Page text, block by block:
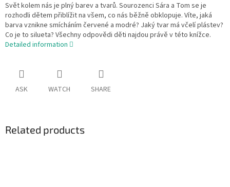
Svět kolem nás je plný barev a tvarů. Sourozenci Sára a Tom se je
rozhodli dětem přiblížit na všem, co nás běžně obklopuje. Víte, jaká
barva vznikne smícháním červené a modré? Jaký tvar má včelí plástev?
Co je to silueta? Všechny odpovědi děti najdou právě v této knížce.
Detailed information
ASK WATCH SHARE
Related products